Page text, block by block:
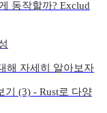
동작할까? Exclud
해 자세히 알아보자
기 (3) - Rust로 다양